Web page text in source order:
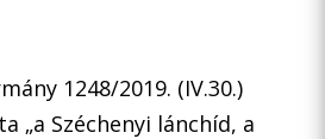
1248/2019. (IV.30.)
„a Széchenyi lánchíd, a